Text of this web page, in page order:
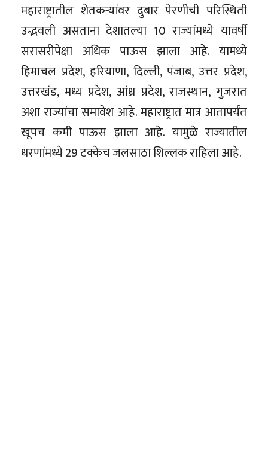
महाराष्ट्रातील शेतकऱ्यांवर दुबार पेरणीची परिस्थिती
उद्भवली असताना देशातल्या 10 राज्यांमध्ये यावर्षी
सरासरीपेक्षा अधिक पाऊस झाला आहे. यामध्ये
हिमाचल प्रदेश, हरियाणा, दिल्ली, पंजाब, उत्तर प्रदेश,
उत्तरखंड, मध्य प्रदेश, आंध्र प्रदेश, राजस्थान, गुजरात
अशा राज्यांचा समावेश आहे. महाराष्ट्रात मात्र आतापर्यंत
खूपच कमी पाऊस झाला आहे. यामुळे राज्यातील
धरणांमध्ये 29 टक्केच जलसाठा शिल्लक राहिला आहे.